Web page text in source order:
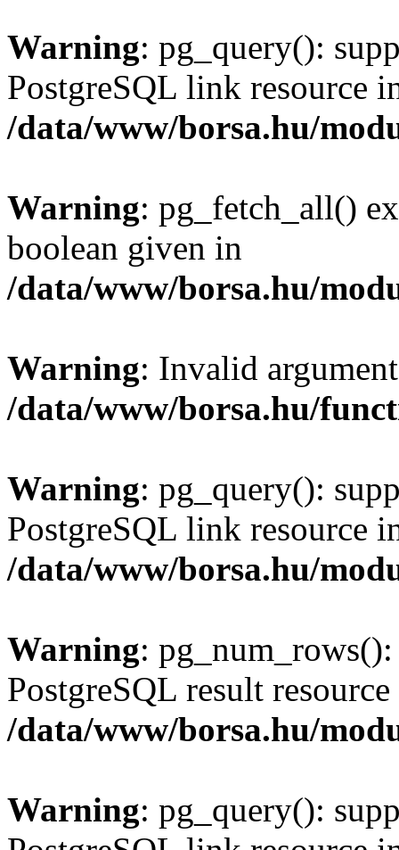
Warning: pg_query():
PostgreSQL link resource
/data/www/borsa.hu/
Warning: pg_fetch_all()
boolean given in
/data/www/borsa.hu/
Warning: Invalid
/data/www/borsa.hu/
Warning: pg_query():
PostgreSQL link resource
/data/www/borsa.hu/
Warning:
PostgreSQL result
/data/www/borsa.hu/
Warning: pg_query():